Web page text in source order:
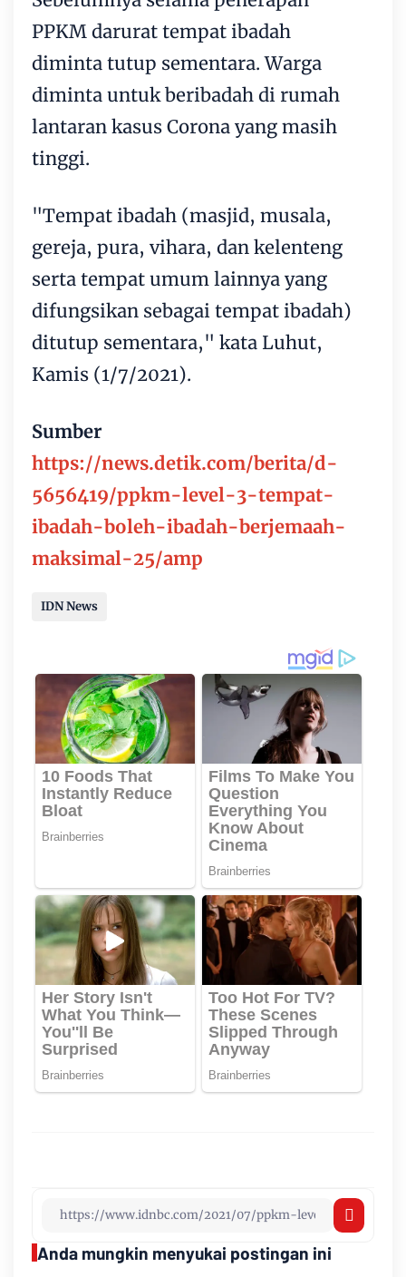
PPKM darurat tempat ibadah
diminta tutup sementara. Warga
diminta untuk beribadah di rumah
lantaran kasus Corona yang masih
tinggi.
"Tempat ibadah (masjid, musala,
gereja, pura, vihara, dan kelenteng
serta tempat umum lainnya yang
difungsikan sebagai tempat ibadah)
ditutup sementara," kata Luhut,
Kamis (1/7/2021).
Sumber
https://news.detik.com/berita/d-
5656419/ppkm-level-3-tempat-
ibadah-boleh-ibadah-berjemaah-
maksimal-25/amp
IDN News
Anda mungkin menyukai postingan ini